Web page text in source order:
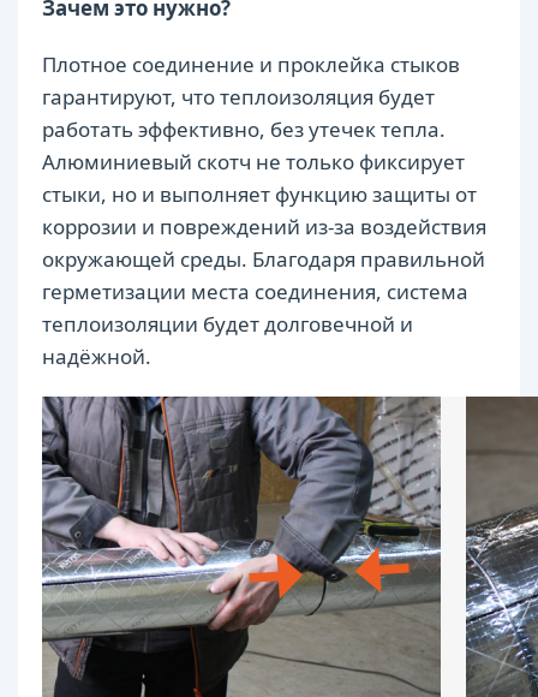
Зачем это нужно?
Плотное соединение и проклейка стыков
гарантируют, что теплоизоляция будет
работать эффективно, без утечек тепла.
Алюминиевый скотч не только фиксирует
стыки, но и выполняет функцию защиты от
коррозии и повреждений из-за воздействия
окружающей среды. Благодаря правильной
герметизации места соединения, система
теплоизоляции будет долговечной и
надёжной.